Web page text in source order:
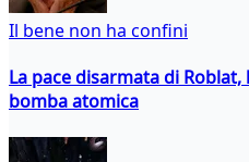
Il bene non ha confini
La pace disarmata di
bomba atomica